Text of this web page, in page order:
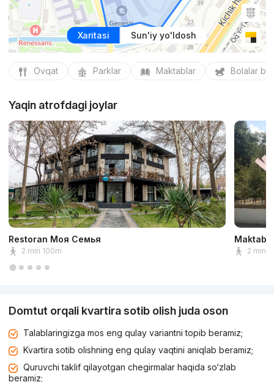
Xaritasi Sun'iy yo'ldosh
Ovqat Parklar Maktablar Bolalar
Yaqin atrofdagi joylar
Restoran Моя Семья
2 min 100m
Maktab
2 min
Domtut orqali kvartira sotib olish juda oson
Talablaringizga mos eng qulay variantni topib beramiz;
Kvartira sotib olishning eng qulay vaqtini aniqlab beramiz;
Quruvchi taklif qilayotgan chegirmalar haqida so‘zlab
beramiz;